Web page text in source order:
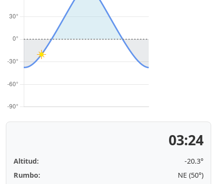
03:24
Altitud:
-20.3°
Rumbo:
NE (50°)